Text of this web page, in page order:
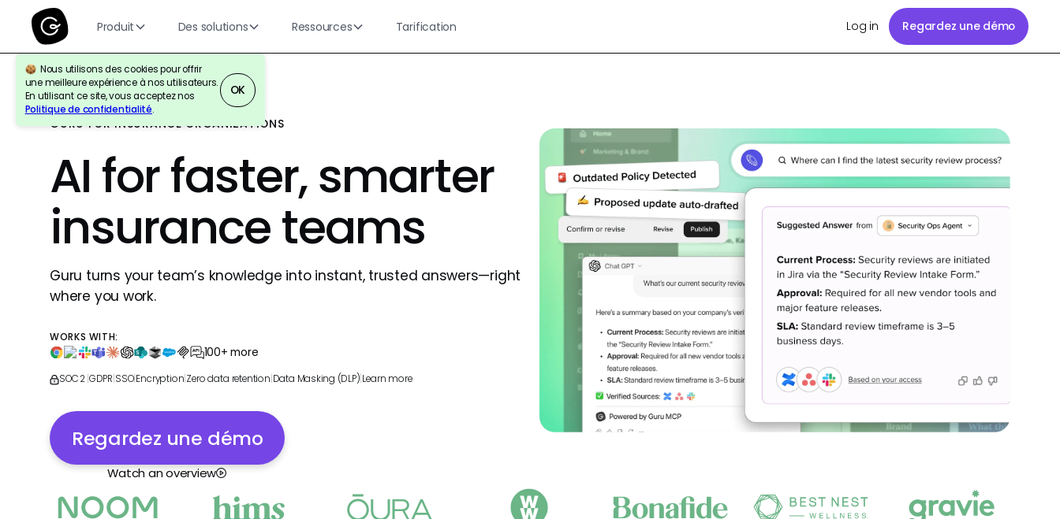
Produit Des solutions Ressources Tarification Log in Regardez une démo
Nous utilisons des cookies pour offrir
une meilleure expérience à nos utilisateurs.
En utilisant ce site, vous acceptez nos
Politique de confidentialité.
OK
GURU FOR INSURANCE ORGANIZATIONS
AI for faster, smarter
insurance teams
Guru turns your team’s knowledge into instant, trusted answers—right
where you work.
WORKS WITH:
100+ more
SOC 2 GDPR SSO|Encryption Zero data retention Data Masking (DLP) Learn more
Regardez une démo
Watch an overview